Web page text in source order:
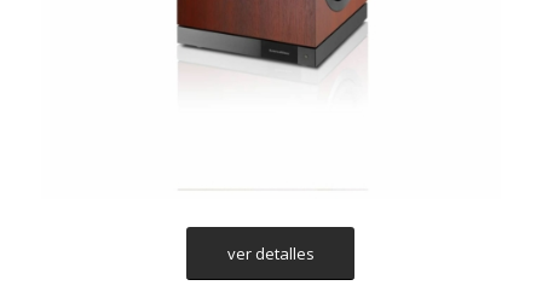
ver detalles